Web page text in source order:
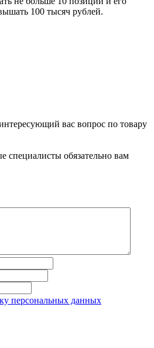
100 тысяч рублей.
вас вопрос по товару
обязательно вам
персональных данных